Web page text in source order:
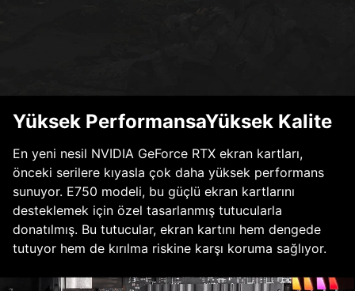
Yüksek PerformansaYüksek Kalite
En yeni nesil NVIDIA GeForce RTX ekran kartları,
önceki serilere kıyasla çok daha yüksek performans
sunuyor. E750 modeli, bu güçlü ekran kartlarını
desteklemek için özel tasarlanmış tutucularla
donatılmış. Bu tutucular, ekran kartını hem dengede
tutuyor hem de kırılma riskine karşı koruma sağlıyor.